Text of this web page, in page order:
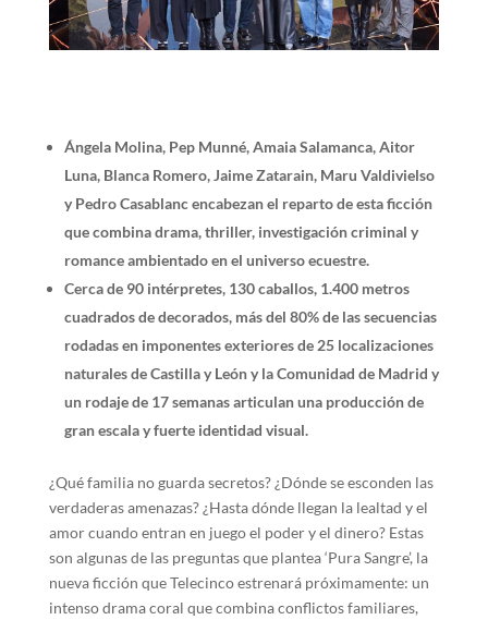
Ángela Molina, Pep Munné, Amaia Salamanca, Aitor
Luna, Blanca Romero, Jaime Zatarain, Maru Valdivielso
y Pedro Casablanc encabezan el reparto de esta ficción
que combina drama, thriller, investigación criminal y
romance ambientado en el universo ecuestre.
Cerca de 90 intérpretes, 130 caballos, 1.400 metros
cuadrados de decorados, más del 80% de las secuencias
rodadas en imponentes exteriores de 25 localizaciones
naturales de Castilla y León y la Comunidad de Madrid y
un rodaje de 17 semanas articulan una producción de
gran escala y fuerte identidad visual.
¿Qué familia no guarda secretos? ¿Dónde se esconden las
verdaderas amenazas? ¿Hasta dónde llegan la lealtad y el
amor cuando entran en juego el poder y el dinero? Estas
son algunas de las preguntas que plantea ‘Pura Sangre’, la
nueva ficción que Telecinco estrenará próximamente: un
intenso drama coral que combina conflictos familiares,